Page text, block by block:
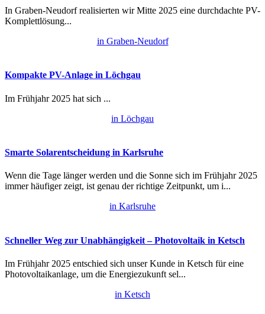
In Graben-Neudorf realisierten wir Mitte 2025 eine durchdachte PV-
Komplettlösung...
in Graben-Neudorf
Kompakte PV-Anlage in Löchgau
Im Frühjahr 2025 hat sich ...
in Löchgau
Smarte Solarentscheidung in Karlsruhe
Wenn die Tage länger werden und die Sonne sich im Frühjahr 2025
immer häufiger zeigt, ist genau der richtige Zeitpunkt, um i...
in Karlsruhe
Schneller Weg zur Unabhängigkeit – Photovoltaik in Ketsch
Im Frühjahr 2025 entschied sich unser Kunde in Ketsch für eine
Photovoltaikanlage, um die Energiezukunft sel...
in Ketsch